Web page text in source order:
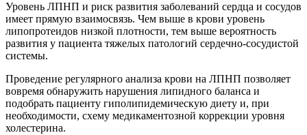
Уровень ЛПНП и риск развития заболеваний сердца и сосудов
имеет прямую взаимосвязь. Чем выше в крови уровень
липопротеидов низкой плотности, тем выше вероятность
развития у пациента тяжелых патологий сердечно-сосудистой
системы.
Проведение регулярного анализа крови на ЛПНП позволяет
вовремя обнаружить нарушения липидного баланса и
подобрать пациенту гиполипидемическую диету и, при
необходимости, схему медикаментозной коррекции уровня
холестерина.